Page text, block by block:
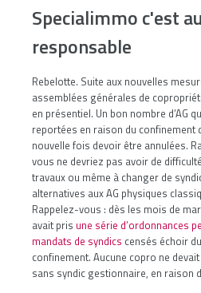
Specialimmo c'est
responsable
Rebelotte. Suite aux nouvelles
assemblées générales de
en présentiel. Un bon nombre d’AG
reportées en raison du confinement
nouvelle fois devoir être annulées.
vous ne devriez pas avoir de
travaux ou même à changer de
alternatives aux AG physiques
Rappelez-vous : dès les mois de
avait pris une série d’ordonnances
mandats de syndics censés échoir
confinement. Aucune copro ne
sans syndic gestionnaire, en raison